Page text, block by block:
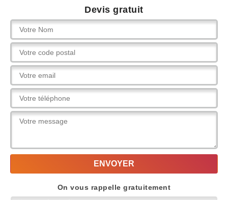
Devis gratuit
On vous rappelle gratuitement